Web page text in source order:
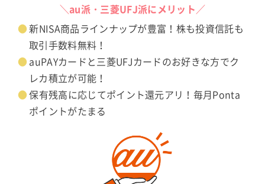
＼au派・三菱UFJ派にメリット／
新NISA商品ラインナップが豊富！株も投資信託も
取引手数料無料！
auPAYカードと三菱UFJカードのお好きな方でク
レカ積立が可能！
保有残高に応じてポイント還元アリ！毎月Ponta
ポイントがたまる